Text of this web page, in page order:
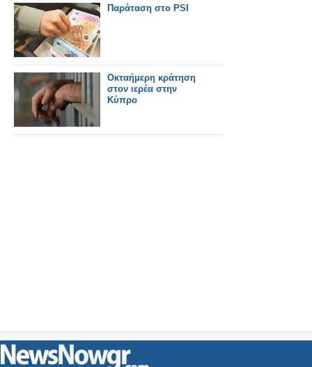
Παράταση στο PSI
Οκταήμερη κράτηση
στον ιερέα στην
Κύπρο